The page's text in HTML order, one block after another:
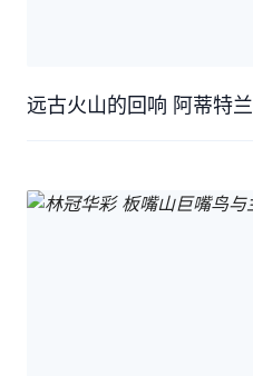
远古火山的回响 阿蒂特